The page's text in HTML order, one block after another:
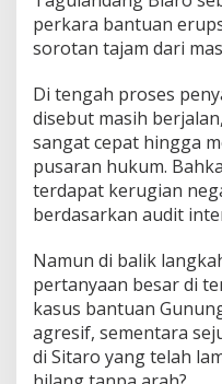
perkara bantuan
sorotan tajam dari
Di tengah proses
disebut masih
sangat cepat hingga
pusaran hukum.
terdapat kerugian
berdasarkan audit
Namun di balik
pertanyaan besar di
kasus bantuan
agresif, sementara
di Sitaro yang telah